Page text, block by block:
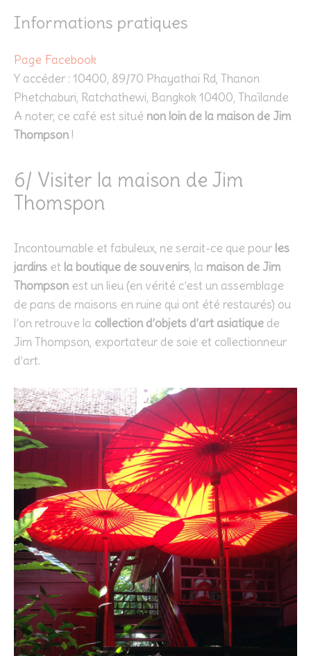
Informations pratiques
Page Facebook
Y accéder : 10400, 89/70 Phayathai Rd, Thanon
Phetchaburi, Ratchathewi, Bangkok 10400, Thaïlande
A noter, ce café est situé non loin de la maison de Jim
Thompson!
6/ Visiter la maison de Jim
Thomspon
Incontournable et fabuleux, ne serait-ce que pour les
jardins et la boutique de souvenirs, la maison de Jim
Thompsonest un lieu (en vérité c’est un assemblage
de pans de maisons en ruine qui ont été restaurés) ou
l’on retrouve la collection d’objets d’art asiatique de
Jim Thompson, exportateur de soie et collectionneur
d’art.